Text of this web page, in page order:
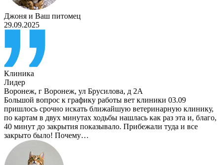
Джоня и Ваш питомец
29.09.2025
Клиника
Лидер
Воронеж, г Воронеж, ул Брусилова, д 2А
Большой вопрос к графику работы вет клиники 03.09
пришлось срочно искать ближайшую ветеринарную клинику,
по картам в двух минутах ходьбы нашлась как раз эта и, благо,
40 минут до закрытия показывало. Прибежали туда и все
закрыто было! Почему…